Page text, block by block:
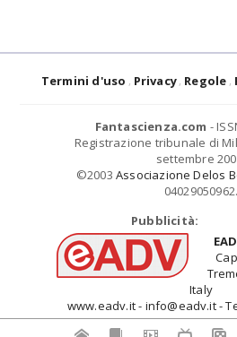
Termini d'uso Privacy Regole
Fantascienza.com -
Registrazione tribunale di
settembre
©2003 Associazione Delos
04029050962.
Pubblicità:
Italy
www.eadv.it - info@eadv.it -